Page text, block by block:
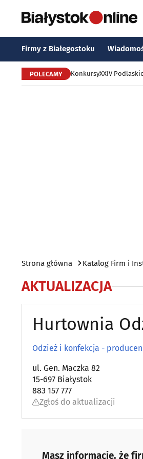
Firmy z Białegostoku
POLECAMY KonkursyXXIV
Strona główna Katalog Firm i
AKTUALIZACJA
Hurtownia
Odzież i konfekcja -
ul. Gen. Maczka 82
15-697 Białystok
883 157 777
Zgłoś do aktualizacji
Masz informacje, że